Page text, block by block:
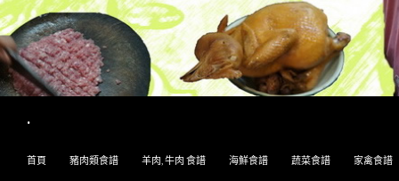
.
首頁
豬肉類食譜 羊肉, 牛肉 食譜 海鮮食譜 蔬菜食譜 家禽食譜